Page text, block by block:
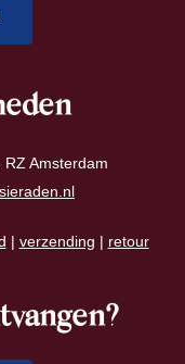
Amsterdam
| verzending | retour